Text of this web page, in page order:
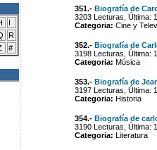
I
R
#
351.- Biografía de
3203 Lecturas, Última:
Categoria: Cine y
352.- Biografía de
3198 Lecturas, Última:
Categoria: Música
353.- Biografía de
3197 Lecturas, Última:
Categoria: Historia
354.- Biografía de
3190 Lecturas, Última:
Categoria: Literatura